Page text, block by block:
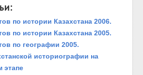
по истории Казахстана 2006.
по истории Казахстана 2005.
по географии 2005.
историографии на
этапе